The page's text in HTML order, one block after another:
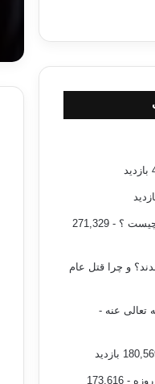
چیست ؟
- 271,329
و چرا قتل عام
عنه -
- 173,616